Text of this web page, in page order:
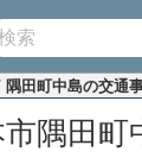
隅田町中島の交通
隅田町